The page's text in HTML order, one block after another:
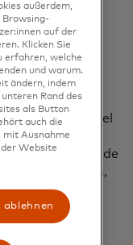
werden.
Überwachung
gesetzlicher
der
ist in der Regel
spezielles
Versuche, blinde
bei Lieferketten,
außerdem,
Browsing-
auf der
Klicken Sie
erfahren, welche
und warum.
ändern, indem
Rand des
als Button
auch die
mit Ausnahme
Website
ablehnen